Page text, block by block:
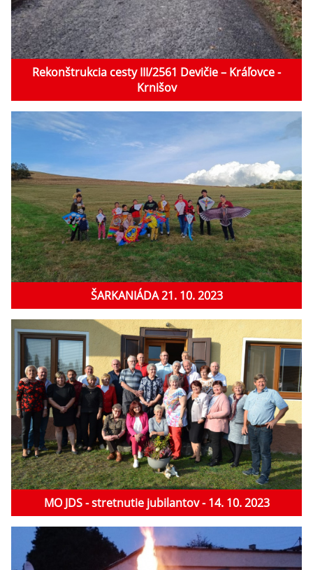
Rekonštrukcia cesty III/2561 Devičie – Kráľovce -
Krnišov
ŠARKANIÁDA 21. 10. 2023
MO JDS - stretnutie jubilantov - 14. 10. 2023